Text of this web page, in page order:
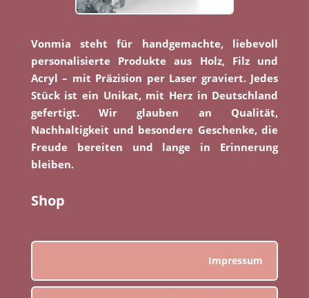
Vonmia steht für handgemachte, liebevoll
personalisierte Produkte aus Holz, Filz und
Acryl – mit Präzision per Laser graviert. Jedes
Stück ist ein Unikat, mit Herz in Deutschland
gefertigt. Wir glauben an Qualität,
Nachhaltigkeit und besondere Geschenke, die
Freude bereiten und lange in Erinnerung
bleiben.
Shop
Impressum